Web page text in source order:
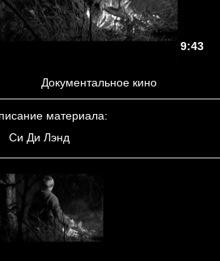
9:43
Документальное кино
материала:
Си Ди Лэнд